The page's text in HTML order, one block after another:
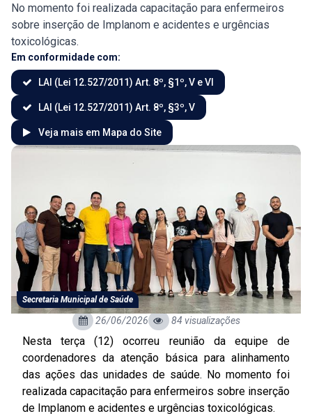
No momento foi realizada capacitação para enfermeiros
sobre inserção de Implanom e acidentes e urgências
toxicológicas.
Em conformidade com:
LAI (Lei 12.527/2011) Art. 8º, §1º, V e VI
LAI (Lei 12.527/2011) Art. 8º, §3º, V
Veja mais em Mapa do Site
Secretaria Municipal de Saúde
26/06/2026 84 visualizações
Nesta terça (12) ocorreu reunião da equipe de
coordenadores da atenção básica para alinhamento
das ações das unidades de saúde. No momento foi
realizada capacitação para enfermeiros sobre inserção
de Implanom e acidentes e urgências toxicológicas.